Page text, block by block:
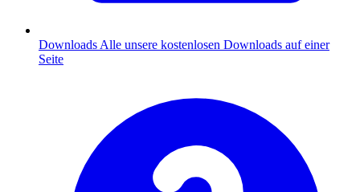
Downloads Alle unsere kostenlosen Downloads auf einer
Seite